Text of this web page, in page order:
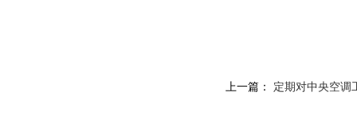
上一篇： 定期对中央空调